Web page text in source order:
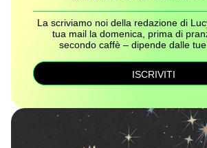
La scriviamo noi della redazione di
tua mail la domenica, prima di
secondo caffè – dipende dalle
ISCRIVITI